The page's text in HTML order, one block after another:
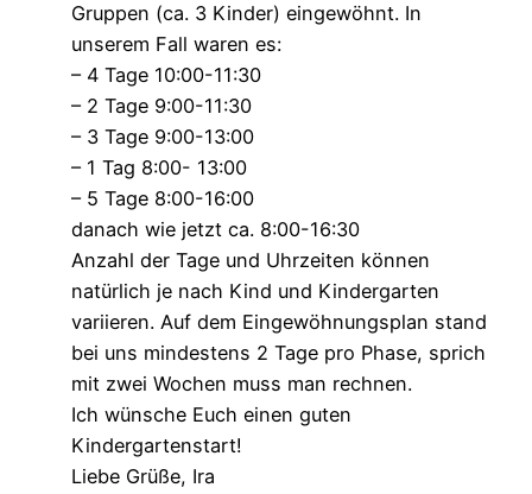
Gruppen (ca. 3 Kinder) eingewöhnt. In
unserem Fall waren es:
– 4 Tage 10:00-11:30
– 2 Tage 9:00-11:30
– 3 Tage 9:00-13:00
– 1 Tag 8:00- 13:00
– 5 Tage 8:00-16:00
danach wie jetzt ca. 8:00-16:30
Anzahl der Tage und Uhrzeiten können
natürlich je nach Kind und Kindergarten
variieren. Auf dem Eingewöhnungsplan stand
bei uns mindestens 2 Tage pro Phase, sprich
mit zwei Wochen muss man rechnen.
Ich wünsche Euch einen guten
Kindergartenstart!
Liebe Grüße, Ira